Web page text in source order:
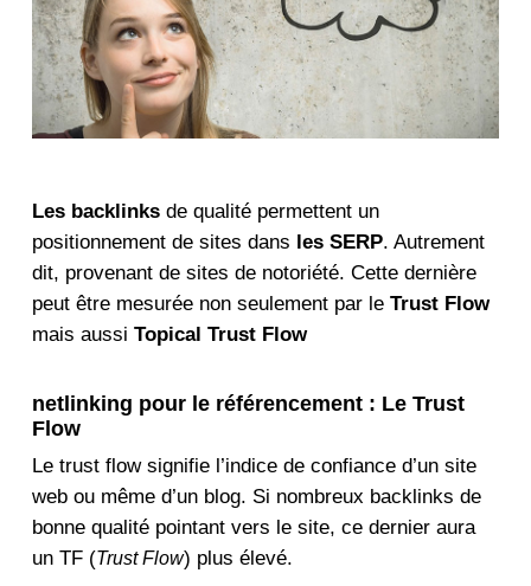
Les backlinksde qualité permettent un
positionnement de sites dans les SERP. Autrement
dit, provenant de sites de notoriété. Cette dernière
peut être mesurée non seulement par leTrust Flow
mais aussi Topical Trust Flow
netlinking pour le référencement : Le Trust
Flow
Le trust flow signifie l’indice de confiance d’un site
web ou même d’un blog. Si nombreux backlinks de
bonne qualité pointant vers le site, ce dernier aura
un TF (Trust Flow) plus élevé.